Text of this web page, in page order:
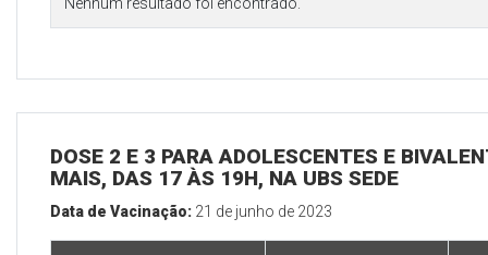
DOSE 2 E 3 PARA ADOLESCENTES E
MAIS, DAS 17 ÀS 19H, NA UBS SEDE
Data de Vacinação: 21 de junho de 2023